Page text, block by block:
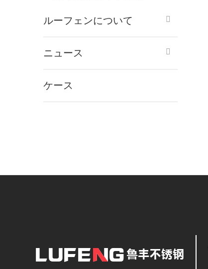
ルーフェンについて
ニュース
ケース